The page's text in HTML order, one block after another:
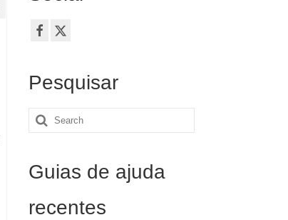
Pesquisar
Search
Guias de ajuda
recentes